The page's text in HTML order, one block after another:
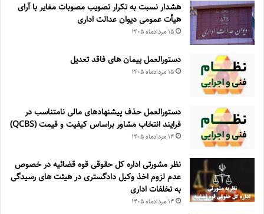
هشدار نسبت به تکرار تصویب مصوبات مغایر با آرای
هیأت عمومی دیوان عدالت اداری
۱۵ مرداد‌ماه ۱۴۰۵
دستورالعمل پیمان های فاقد تعدیل
۱۵ مرداد‌ماه ۱۴۰۵
دستورالعمل حذف پيشنهادهای مالی نامتناسب در
فرايند انتخاب مشاور براساس كيفيت و قيمت (QCBS)
۱۴ مرداد‌ماه ۱۴۰۵
نظر مشورتی اداره کل حقوقی قوه قضائیه در خصوص
عدم لزوم اخذ وکیل دادگستری در هیئت های رسیدگی
به تخلفات اداری
۱۴ مرداد‌ماه ۱۴۰۵